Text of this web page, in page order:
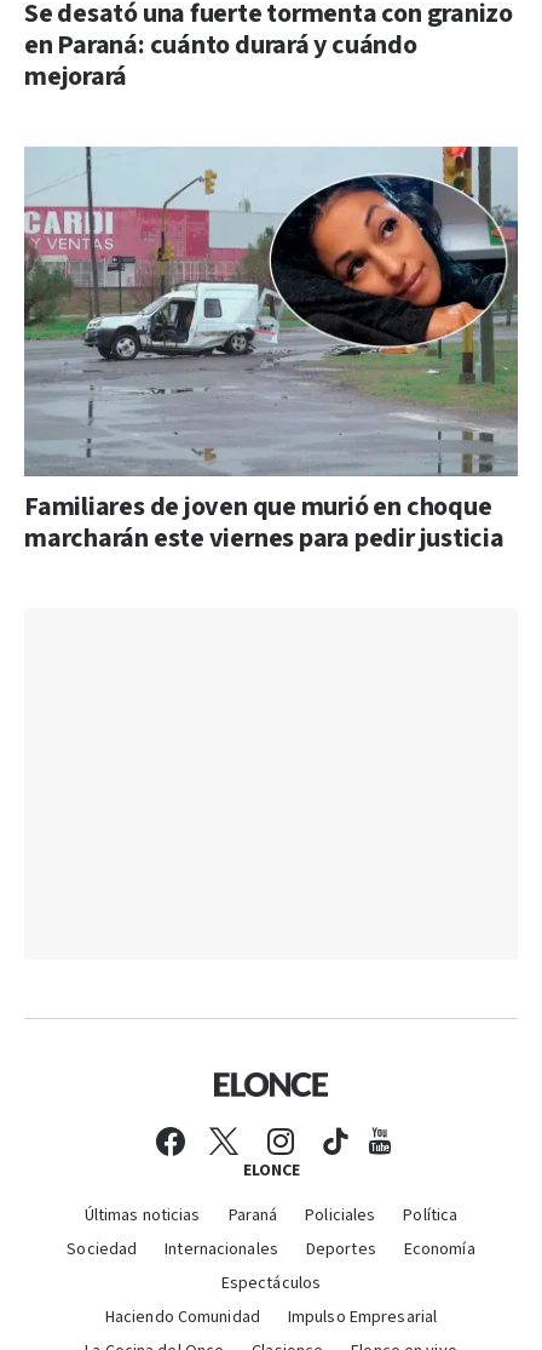
Se desató una fuerte tormenta con granizo
en Paraná: cuánto durará y cuándo
mejorará
Familiares de joven que murió en choque
marcharán este viernes para pedir justicia
ELONCE
Últimas noticias Paraná Policiales
Política
Sociedad
Internacionales Deportes
Economía
Espectáculos
Haciendo Comunidad
Impulso Empresarial